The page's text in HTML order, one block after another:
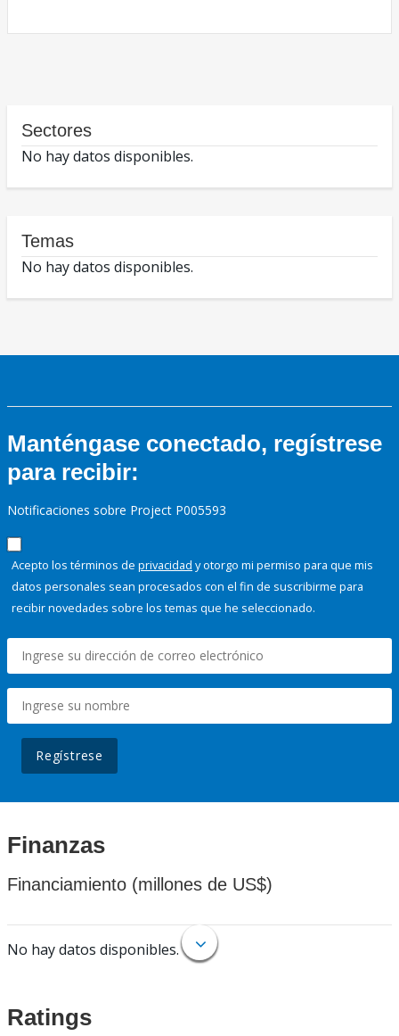
Sectores
No hay datos disponibles.
Temas
No hay datos disponibles.
Manténgase conectado, regístrese
para recibir:
Notificaciones sobre Project P005593
Acepto los términos de privacidad y otorgo mi permiso para que mis
datos personales sean procesados con el fin de suscribirme para
recibir novedades sobre los temas que he seleccionado.
Regístrese
Finanzas
Financiamiento (millones de US$)
No hay datos disponibles.
Ratings